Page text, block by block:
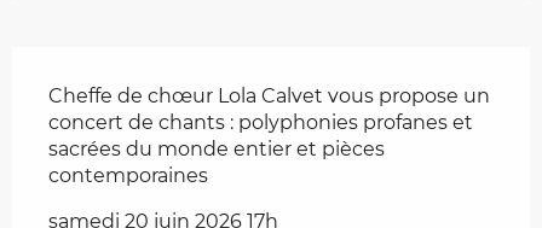
Cheffe de chœur Lola Calvet vous propose un
concert de chants : polyphonies profanes et
sacrées du monde entier et pièces
contemporaines
samedi 20 juin 2026 17h